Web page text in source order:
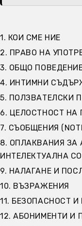
1. КОИ СМЕ НИЕ
2. ПРАВО НА
3. ОБЩО
4. ИНТИМНИ
5. ПОЛЗВАТЕЛСКИ
6. ЦЕЛОСТНОСТ
7. СЪОБЩЕНИЯ
8. ОПЛАКВАНИЯ ЗА
ИНТЕЛЕКТУАЛНА
9. НАЛАГАНЕ И
10. ВЪЗРАЖЕНИЯ
11. БЕЗОПАСНОСТ
12. АБОНИМЕНТИ И